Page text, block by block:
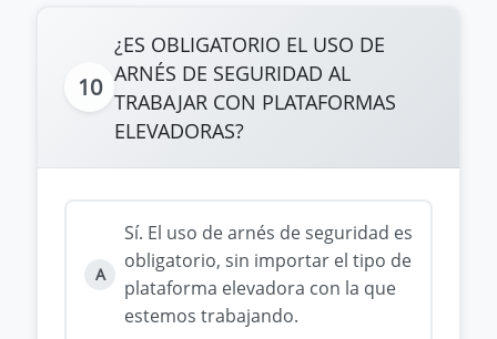
10
¿ES OBLIGATORIO EL USO DE
ARNÉS DE SEGURIDAD AL
TRABAJAR CON PLATAFORMAS
ELEVADORAS?
A
Sí. El uso de arnés de seguridad es
obligatorio, sin importar el tipo de
plataforma elevadora con la que
estemos trabajando.